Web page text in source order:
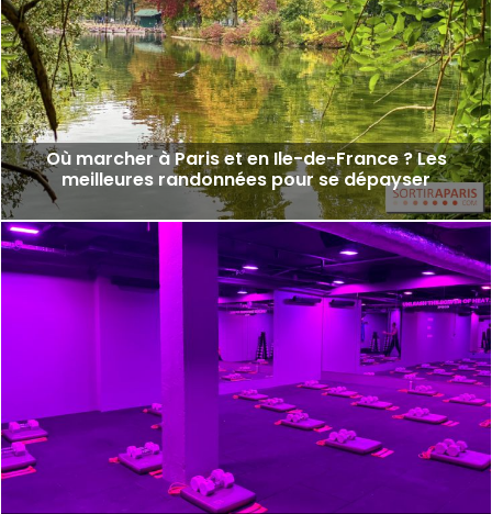
Où marcher à Paris et en Ile-de-France ? Les
meilleures randonnées pour se dépayser